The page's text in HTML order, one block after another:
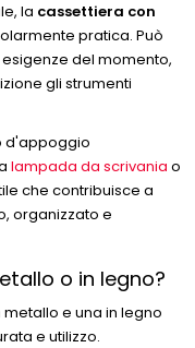
la cassettiera con
pratica. Può
del momento,
gli strumenti
d'appoggio
lampada da scrivania o
che contribuisce a
organizzato e
o in legno?
e una in legno
e utilizzo.